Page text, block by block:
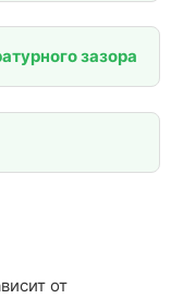
зазора
от